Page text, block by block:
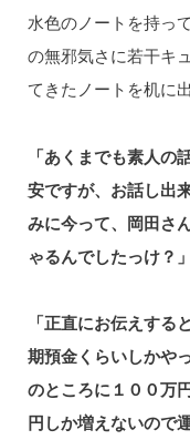
水色のノートを持っ
の無邪気さに若干キ
てきたノートを机に出
「あくまでも素人
安ですが、お話し出
みに今って、岡田さ
ゃるんでしたっけ？」
「正直にお伝えする
期預金くらいしかや
のところに１００万
円しか増えないので